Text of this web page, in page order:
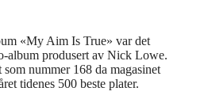
«My Aim Is True» var det
album produsert av Nick Lowe.
nummer 168 da magasinet
tidenes 500 beste plater.